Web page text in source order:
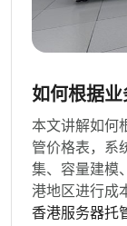
如何根据
格表中的
本文讲解如何
管价格表，系
集、容量建模
港地区进行成
香港服务器托